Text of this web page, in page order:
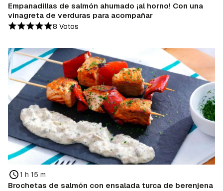
Empanadillas de salmón ahumado ¡al horno! Con una
vinagreta de verduras para acompañar
8 Votos
1 h 15 m
Brochetas de salmón con ensalada turca de berenjena